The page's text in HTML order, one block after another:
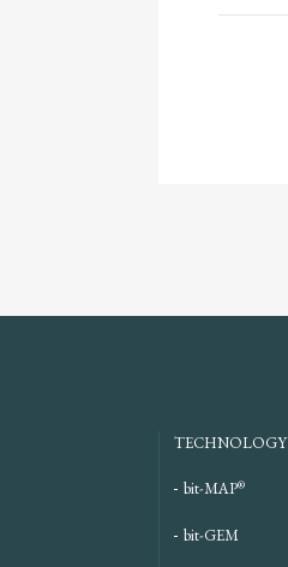
TECHNOLOGY
bit-MAP®
bit-GEM